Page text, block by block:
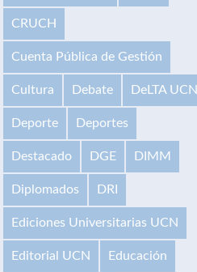
CRUCH
Cuenta Pública de Gestión
Cultura Debate DeLTA UCN
Deporte Deportes
Destacado DGE DIMM
Diplomados DRI
Ediciones Universitarias UCN
Editorial UCN Educación